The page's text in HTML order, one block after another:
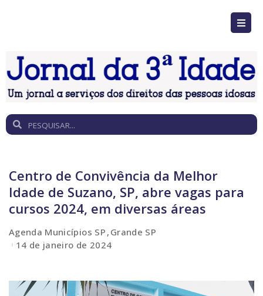
Centro de Convivência da Melhor
Idade de Suzano, SP, abre vagas para
cursos 2024, em diversas áreas
Agenda Municípios SP Grande SP
14 de janeiro de 2024